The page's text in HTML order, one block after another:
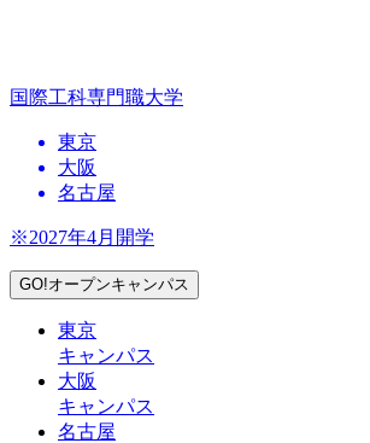
国際工科専門職大学
東京
大阪
名古屋
※2027年4月開学
GO!オープンキャンパス
東京
キャンパス
大阪
キャンパス
名古屋